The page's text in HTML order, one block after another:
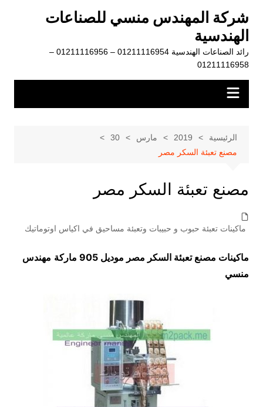
المحتوى
شركة المهندس منسي للصناعات
الهندسية
رائد الصناعات الهندسية 01211116954 – 01211116956 –
01211116958
الرئيسية 2019 مارس
30
مصنع تعبئة السكر مصر
مصنع تعبئة السكر مصر
ماكينات تعبئة حبوب و حبيبات وتعبئة مساحيق في اكياس اوتوماتيك
ماكينات مصنع تعبئة السكر مصر موديل 905 ماركة
مهندس
منسي